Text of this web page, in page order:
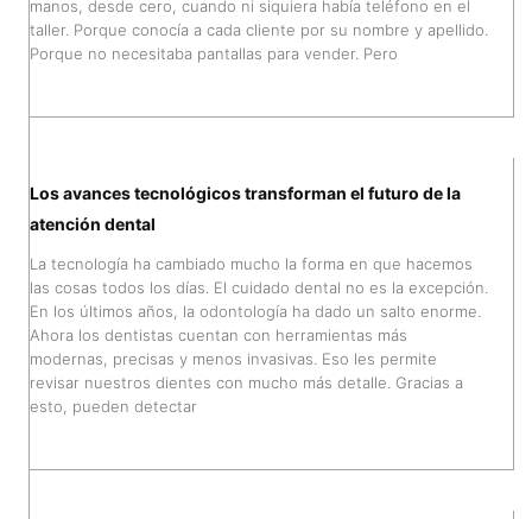
manos, desde cero, cuando ni siquiera había teléfono en el
taller. Porque conocía a cada cliente por su nombre y apellido.
Porque no necesitaba pantallas para vender. Pero
Los avances tecnológicos transforman el futuro de la
atención dental
La tecnología ha cambiado mucho la forma en que hacemos
las cosas todos los días. El cuidado dental no es la excepción.
En los últimos años, la odontología ha dado un salto enorme.
Ahora los dentistas cuentan con herramientas más
modernas, precisas y menos invasivas. Eso les permite
revisar nuestros dientes con mucho más detalle. Gracias a
esto, pueden detectar